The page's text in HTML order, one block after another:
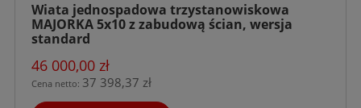
Wiata jednospadowa trzystanowiskowa
MAJORKA 5x10 z zabudową ścian, wersja
standard
46 000,00 zł
Cena netto: 37 398,37 zł